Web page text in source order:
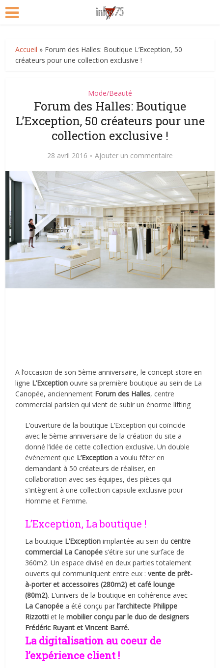
Accueil » Forum des Halles: Boutique L’Exception, 50
créateurs pour une collection exclusive !
Mode/Beauté
Forum des Halles: Boutique
L’Exception, 50 créateurs pour une
collection exclusive !
28 avril 2016 Ajouter un commentaire
A l’occasion de son 5ème anniversaire, le concept store en
ligne L’Exception ouvre sa première boutique au sein de La
Canopée, anciennement Forum des Halles, centre
commercial parisien qui vient de subir un énorme lifting
L’ouverture de la boutique L’Exception qui coïncide
avec le 5ème anniversaire de la création du site a
donné l’idée de cette collection exclusive. Un double
évènement que L’Exception a voulu fêter en
demandant à 50 créateurs de réaliser, en
collaboration avec ses équipes, des pièces qui
s’intègrent à une collection capsule exclusive pour
Homme et Femme.
L’Exception, La boutique !
La boutique L’Exception implantée au sein ducentre
commercial La Canopée s’étire sur une surface de
360m2. Un espace divisé en deux parties totalement
ouverts qui communiquent entre eux :vente de prêt-
à-porter et accessoires (280m2) et café lounge
(80m2). L’univers de la boutique en cohérence avec
La Canopée a été conçu par l’architecte Philippe
Rizzotti et lemobilier conçu par le duo de designers
Frédéric Ruyant et Vincent Barré.
La digitalisation au coeur de
l’expérience client !